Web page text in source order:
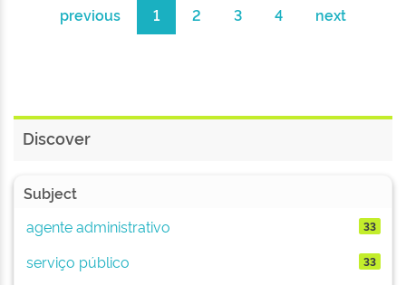
previous 1 2 3 4 next
Discover
Subject
agente administrativo
33
serviço público 33